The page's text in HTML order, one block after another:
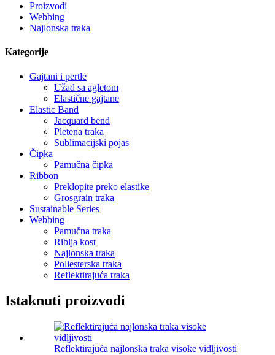
Proizvodi
Webbing
Najlonska traka
Kategorije
Gajtani i pertle
Užad sa agletom
Elastične gajtane
Elastic Band
Jacquard bend
Pletena traka
Sublimacijski pojas
Čipka
Pamučna čipka
Ribbon
Preklopite preko elastike
Grosgrain traka
Sustainable Series
Webbing
Pamučna traka
Riblja kost
Najlonska traka
Poliesterska traka
Reflektirajuća traka
Istaknuti proizvodi
Reflektirajuća najlonska traka visoke vidljivosti